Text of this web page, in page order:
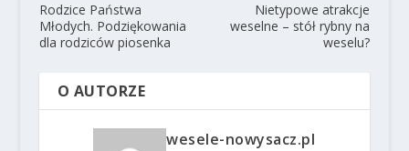
Rodzice Państwa
Młodych. Podziękowania
dla rodziców piosenka
Nietypowe atrakcje
weselne – stół rybny na
weselu?
O AUTORZE
wesele-nowysacz.pl